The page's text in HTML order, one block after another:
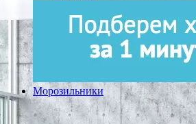
Морозильники